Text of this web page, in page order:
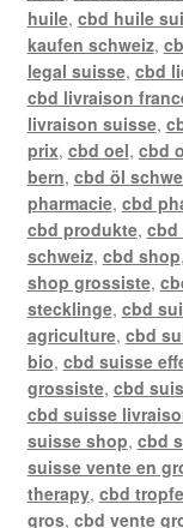
huile, cbd huile
kaufen schweiz,
legal suisse, cbd
cbd livraison
livraison suisse,
prix, cbd oel, cbd
bern, cbd öl
pharmacie, cbd
cbd produkte, cbd
schweiz, cbd shop,
shop grossiste,
stecklinge, cbd
agriculture, cbd
bio, cbd suisse
grossiste, cbd
cbd suisse
suisse shop, cbd
suisse vente en
therapy, cbd
gros, cbd vente